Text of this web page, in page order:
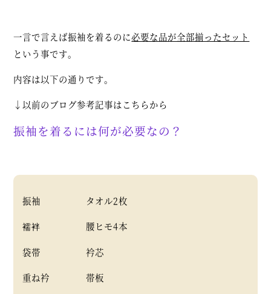
一言で言えば振袖を着るのに必要な品が全部揃ったセット
という事です。
内容は以下の通りです。
↓以前のブログ参考記事はこちらから
振袖を着るには何が必要なの？
振袖 タオル2枚
襦袢 腰ヒモ4本
袋帯 衿芯
重ね衿 帯板